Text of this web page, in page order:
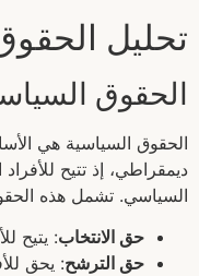
تحليل
الحقوق
الحقوق السياسية هي
ديمقراطي، إذ تتيح
السياسي. تشمل هذه
حق الانتخاب: يتيح
حق الترشح: يحق